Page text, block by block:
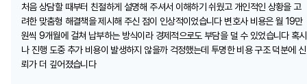
처음 상담할 때부터 친절하게 설명해 주셔서 이해하기 쉬웠고 개인적인 상황을 고
려한 맞춤형 해결책을 제시해 주신 점이 인상적이었습니다 변호사 비용은 월 19만
원씩 9개월에 걸쳐 납부하는 방식이라 경제적으로도 부담을 덜 수 있었습니다 혹시
나 진행 도중 추가 비용이 발생하지 않을까 걱정했는데 투명한 비용 구조 덕분에 신
뢰가 더 깊어졌습니다